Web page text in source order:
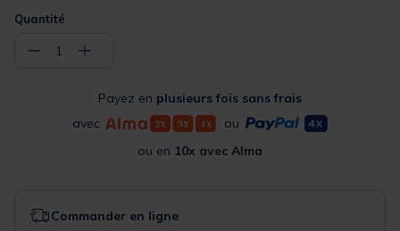
Quantité
− 1 +
Payez en plusieurs fois sans frais
avec
ou
ou en 10x avec Alma
Commander en ligne